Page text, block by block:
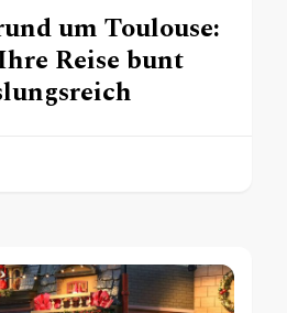
um Toulouse:
Reise bunt